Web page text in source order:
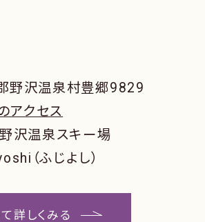
野沢温泉村豊郷9829
アクセス
沢温泉スキー場
（ふじよし）
詳しくみる